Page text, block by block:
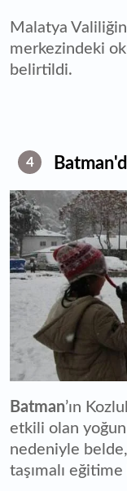
Malatya
merkezindeki
belirtildi.
4
Batman’ın
etkili olan yoğun
nedeniyle
taşımalı